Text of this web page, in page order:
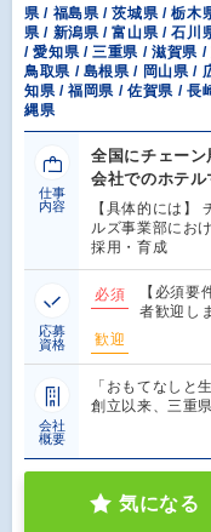
県 / 福島県 / 茨城県 / 栃木
県 / 新潟県 / 富山県 / 石川
/ 愛知県 / 三重県 / 滋賀県
鳥取県 / 島根県 / 岡山県 /
知県 / 福岡県 / 佐賀県 / 長
縄県
仕事
内容
全国にチェー
会社でのホテル
【具体的には】
ルズ事業部にお
採用・育成
応募
資格
必須
【必須
者歓迎し
歓迎
会社
概要
「おもてなしと
創立以来、三重
気になる